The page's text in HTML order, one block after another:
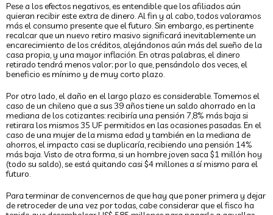
Pese a los efectos negativos, es entendible que los afiliados aún
quieran recibir este extra de dinero. Al fin y al cabo, todos valoramos
más el consumo presente que el futuro. Sin embargo, es pertinente
recalcar que un nuevo retiro masivo significará inevitablemente un
encarecimiento de los créditos, alejándonos aún más del sueño de la
casa propia, y una mayor inflación. En otras palabras, el dinero
retirado tendrá menos valor; por lo que, pensándolo dos veces, el
beneficio es mínimo y de muy corto plazo.
Por otro lado, el daño en el largo plazo es considerable. Tomemos el
caso de un chileno que a sus 39 años tiene un saldo ahorrado en la
mediana de los cotizantes: recibiría una pensión 7,8% más baja si
retirara los mismos 35 UF permitidos en las ocasiones pasadas. En el
caso de una mujer de la misma edad y también en la mediana de
ahorros, el impacto casi se duplicaría, recibiendo una pensión 14%
más baja. Visto de otra forma, si un hombre joven saca $1 millón hoy
(todo su saldo), se está quitando casi $4 millones a sí mismo para el
futuro.
Para terminar de convencernos de que hay que poner primera y dejar
de retroceder de una vez por todas, cabe considerar que el fisco ha